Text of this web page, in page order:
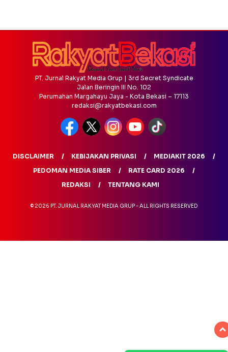
PT. Jurnal Rakyat Media Grup | 3rd Secret Syndicate
Jalan Beringin III No. 102
Perumahan Margahayu Jaya - Kota Bekasi – 17113
redaksi@rakyatbekasi.com
DISCLAIMER KEBIJAKAN PRIVASI
MEDIAKIT 2026
PEDOMAN MEDIA SIBER
RATE CARD 2026
REDAKSI
TENTANG KAMI
© 2026 PT. JURNAL RAKYAT MEDIA GRUP - ALL RIGHTS RESERVED